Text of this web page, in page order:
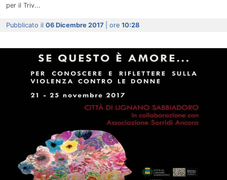
per il Triv...
Pubblicato il 06 Dicembre 2017 | ore 10:28